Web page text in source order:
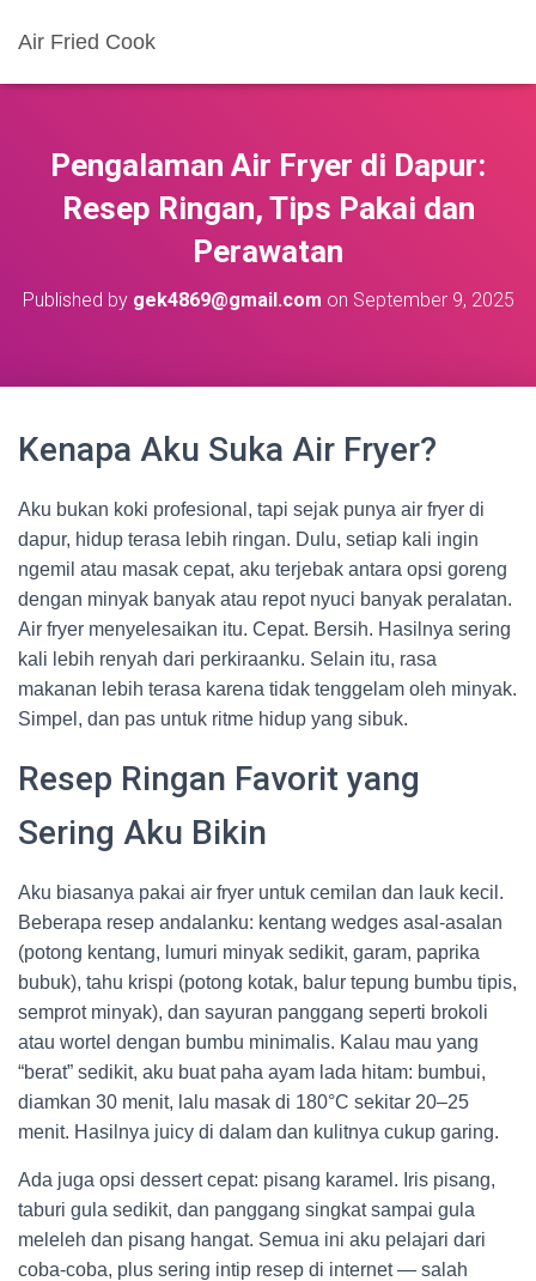
Air Fried Cook
Pengalaman Air Fryer di Dapur:
Resep Ringan, Tips Pakai dan
Perawatan
Published by gek4869@gmail.com on September 9, 2025
Kenapa Aku Suka Air Fryer?
Aku bukan koki profesional, tapi sejak punya air fryer di
dapur, hidup terasa lebih ringan. Dulu, setiap kali ingin
ngemil atau masak cepat, aku terjebak antara opsi goreng
dengan minyak banyak atau repot nyuci banyak peralatan.
Air fryer menyelesaikan itu. Cepat. Bersih. Hasilnya sering
kali lebih renyah dari perkiraanku. Selain itu, rasa
makanan lebih terasa karena tidak tenggelam oleh minyak.
Simpel, dan pas untuk ritme hidup yang sibuk.
Resep Ringan Favorit yang
Sering Aku Bikin
Aku biasanya pakai air fryer untuk cemilan dan lauk kecil.
Beberapa resep andalanku: kentang wedges asal-asalan
(potong kentang, lumuri minyak sedikit, garam, paprika
bubuk), tahu krispi (potong kotak, balur tepung bumbu tipis,
semprot minyak), dan sayuran panggang seperti brokoli
atau wortel dengan bumbu minimalis. Kalau mau yang
“berat” sedikit, aku buat paha ayam lada hitam: bumbui,
diamkan 30 menit, lalu masak di 180°C sekitar 20–25
menit. Hasilnya juicy di dalam dan kulitnya cukup garing.
Ada juga opsi dessert cepat: pisang karamel. Iris pisang,
taburi gula sedikit, dan panggang singkat sampai gula
meleleh dan pisang hangat. Semua ini aku pelajari dari
coba-coba, plus sering intip resep di internet — salah